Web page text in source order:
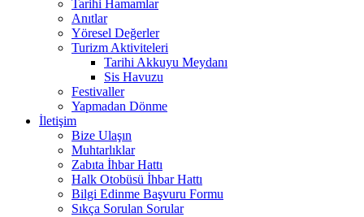
Tarihi Hamamlar
Anıtlar
Yöresel Değerler
Turizm Aktiviteleri
Tarihi Akkuyu Meydanı
Sis Havuzu
Festivaller
Yapmadan Dönme
İletişim
Bize Ulaşın
Muhtarlıklar
Zabıta İhbar Hattı
Halk Otobüsü İhbar Hattı
Bilgi Edinme Başvuru Formu
Sıkça Sorulan Sorular